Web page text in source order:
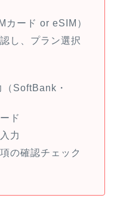
カード or eSIM）
し、プラン選択
SoftBank・
ド
力
の確認チェック